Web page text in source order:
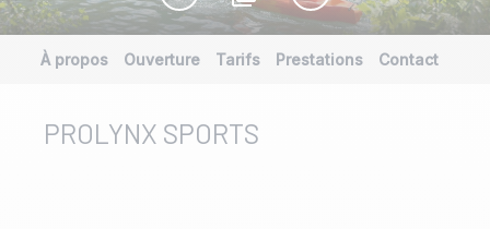
À propos Ouverture Tarifs Prestations Contact
PROLYNX SPORTS